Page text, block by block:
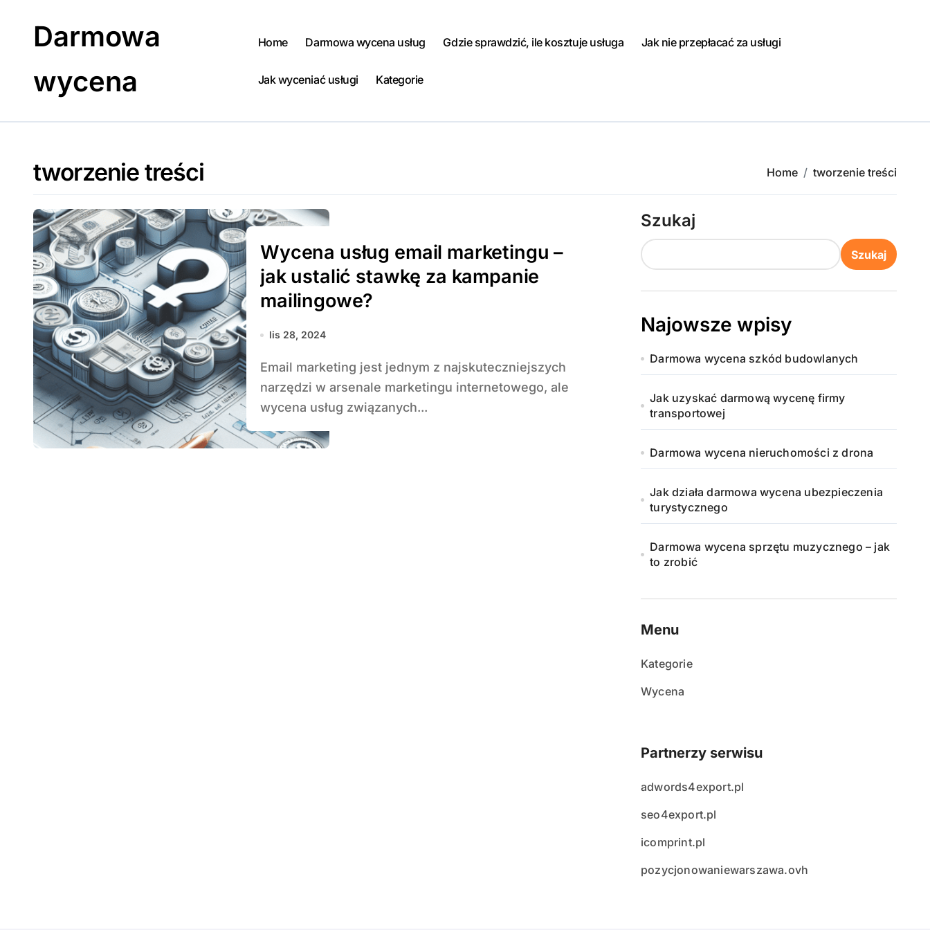
Darmowa
wycena
Home Darmowa wycena usług Gdzie sprawdzić, ile kosztuje usługa Jak nie przepłacać za usługi
Jak wyceniać usługi Kategorie
tworzenie treści Home tworzenie treści
Wycena usług email marketingu –
jak ustalić stawkę za kampanie
mailingowe?
lis 28, 2024
Email marketing jest jednym z najskuteczniejszych
narzędzi w arsenale marketingu internetowego, ale
wycena usług związanych...
Szukaj
Szukaj
Najowsze wpisy
Darmowa wycena szkód budowlanych
Jak uzyskać darmową wycenę firmy
transportowej
Darmowa wycena nieruchomości z drona
Jak działa darmowa wycena ubezpieczenia
turystycznego
Darmowa wycena sprzętu muzycznego – jak
to zrobić
Menu
Kategorie
Wycena
Partnerzy serwisu
adwords4export.pl
seo4export.pl
icomprint.pl
pozycjonowaniewarszawa.ovh